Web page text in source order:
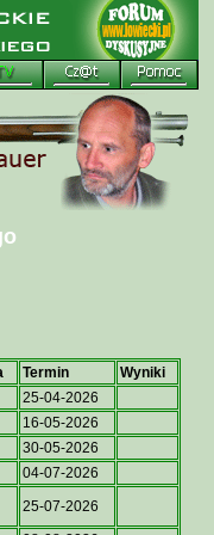
Termin
Wyniki
25-04-2026
16-05-2026
30-05-2026
04-07-2026
25-07-2026